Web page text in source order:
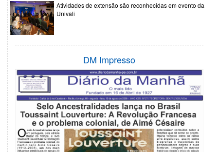
Atividades de extensão são reconhecidas em evento da
Univali
DM Impresso